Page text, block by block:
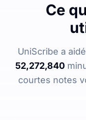
Ce
UniScribe a
52,272,840
courtes notes